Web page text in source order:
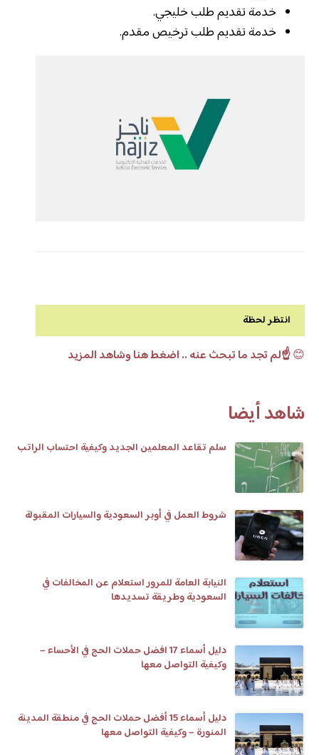
خدمة تقديم طلب خليجي.
خدمة تقديم طلب ترخيص مقدم.
انتظر لحظة
😊☝️لم تجد ما تبحث عنه .. اضغط هنا وشاهد المزيد
شاهد أيضا
سلم تقاعد المعلمين الجديد وكيفية احتساب الراتب
شروط العمل في أوبر السعودية والسيارات المقبولة
النيابة العامة للمرور استعلام عن المخالفات في
السعودية وطريقة تسديدها
دليل أسماء 17 افضل حملات الحج في الأحساء –
وكيفية التواصل معها
دليل أسماء 15 أفضل حملات الحج في منطقة المدينة
المنورة – وكيفية التواصل معها